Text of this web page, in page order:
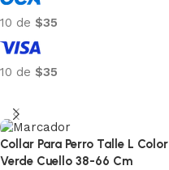
10 de $35
10 de $35
Collar Para Perro Talle L Color
Verde Cuello 38-66 Cm